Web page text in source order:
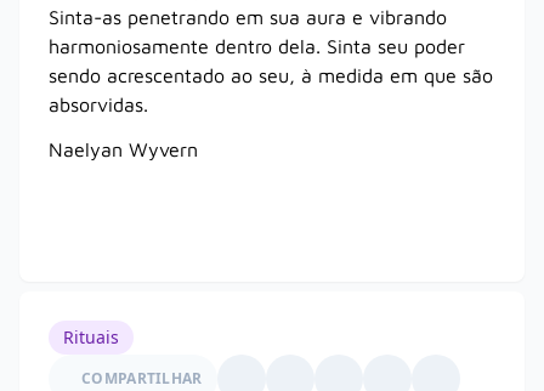
Sinta-as penetrando em sua aura e vibrando
harmoniosamente dentro dela. Sinta seu poder
sendo acrescentado ao seu, à medida em que são
absorvidas.
Naelyan Wyvern
Rituais
COMPARTILHAR